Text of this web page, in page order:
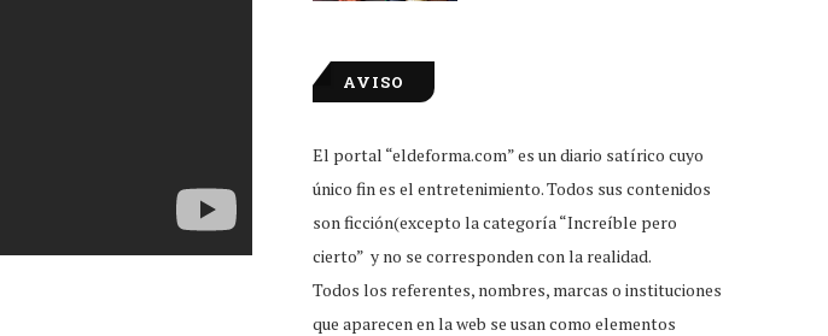
AVISO
El portal “eldeforma.com” es un diario satírico cuyo
único fin es el entretenimiento. Todos sus contenidos
son ficción(excepto la categoría “Increíble pero
cierto” y no se corresponden con la realidad.
Todos los referentes, nombres, marcas o instituciones
que aparecen en la web se usan como elementos